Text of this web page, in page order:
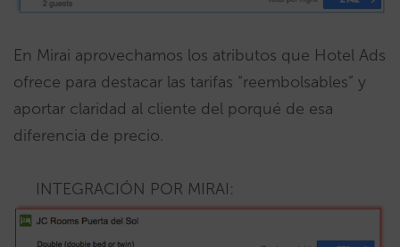
En Mirai aprovechamos los atributos que Hotel Ads
ofrece para destacar las tarifas “reembolsables” y
aportar claridad al cliente del porqué de esa
diferencia de precio.
INTEGRACIÓN POR MIRAI: